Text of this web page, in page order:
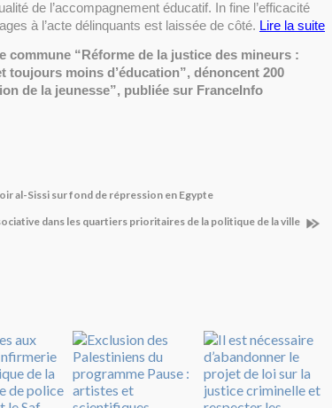
de l’accompagnement éducatif. In fine l’efficacité
à l’acte délinquants est laissée de côté. Lire la suite
commune “Réforme de la justice des mineurs :
toujours moins d’éducation”, dénoncent 200
de la jeunesse”, publiée sur FranceInfo
al-Sissi sur fond de répression en Egypte
dans les quartiers prioritaires de la politique de la ville